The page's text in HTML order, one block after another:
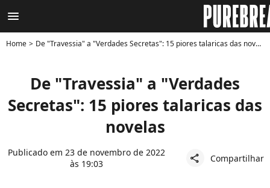
menu
Home De "Travessia" a "Verdades Secretas": 15 piores talaricas das novelas
De "Travessia" a "Verdades
Secretas": 15 piores talaricas das
novelas
Publicado em 23 de novembro de 2022
às 19:03
share Compartilhar